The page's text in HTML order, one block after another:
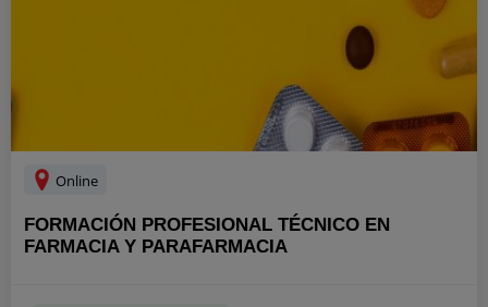
Online
FORMACIÓN PROFESIONAL TÉCNICO EN
FARMACIA Y PARAFARMACIA